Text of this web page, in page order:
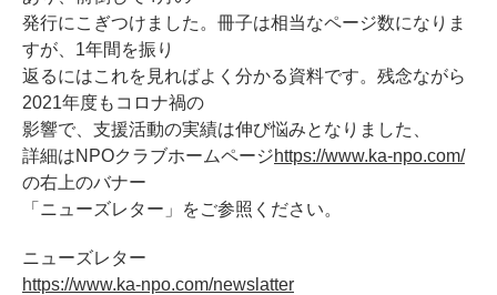
発行にこぎつけました。冊子は相当なページ数になりま
すが、1年間を振り
返るにはこれを見ればよく分かる資料です。残念ながら
2021年度もコロナ禍の
影響で、支援活動の実績は伸び悩みとなりました、
詳細はNPOクラブホームページhttps://www.ka-npo.com/
の右上のバナー
「ニューズレター」をご参照ください。
ニューズレター
https://www.ka-npo.com/newslatter